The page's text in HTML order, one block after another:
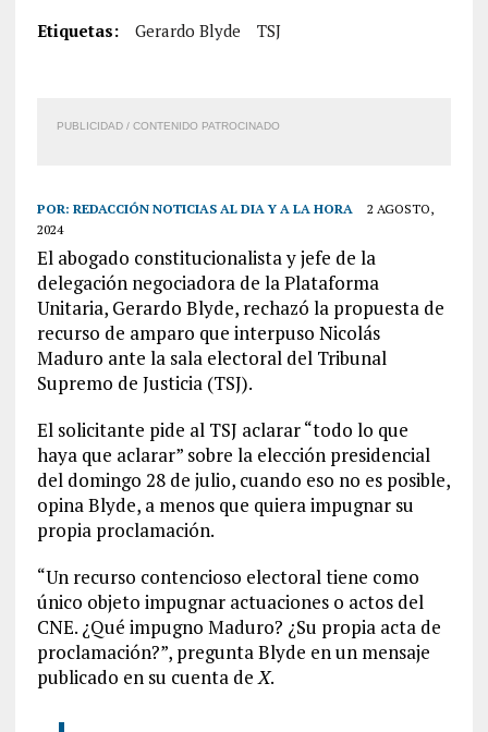
Etiquetas: Gerardo Blyde TSJ
PUBLICIDAD / CONTENIDO PATROCINADO
POR: REDACCIÓN NOTICIAS AL DIA Y A LA HORA
2 AGOSTO,
2024
El abogado constitucionalista y jefe de la
delegación negociadora de la Plataforma
Unitaria, Gerardo Blyde, rechazó la propuesta de
recurso de amparo que interpuso Nicolás
Maduro ante la sala electoral del Tribunal
Supremo de Justicia (TSJ).
El solicitante pide al TSJ aclarar “todo lo que
haya que aclarar” sobre la elección presidencial
del domingo 28 de julio, cuando eso no es posible,
opina Blyde, a menos que quiera impugnar su
propia proclamación.
“Un recurso contencioso electoral tiene como
único objeto impugnar actuaciones o actos del
CNE. ¿Qué impugno Maduro? ¿Su propia acta de
proclamación?”, pregunta Blyde en un mensaje
publicado en su cuenta deX.